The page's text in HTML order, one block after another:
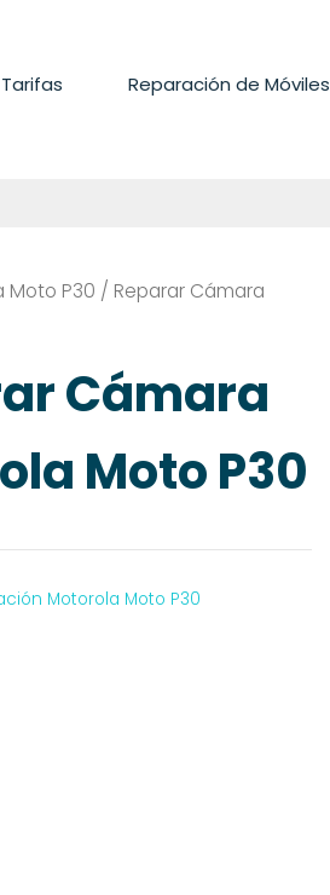
Tarifas Reparación de Móviles
Moto P30 / Reparar Cámara
Cámara
Moto P30
Motorola Moto P30